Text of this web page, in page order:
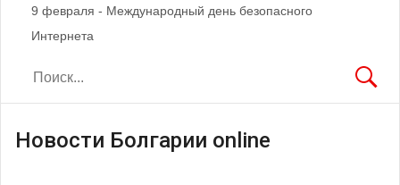
9 февраля - Международный день безопасного
Интернета
Новости Болгарии online